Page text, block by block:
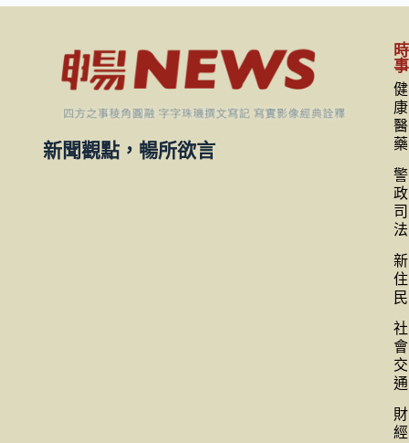
新聞觀點，暢所欲言
時
事
健
康
醫
藥
警
政
司
法
新
住
民
社
會
交
通
財
經